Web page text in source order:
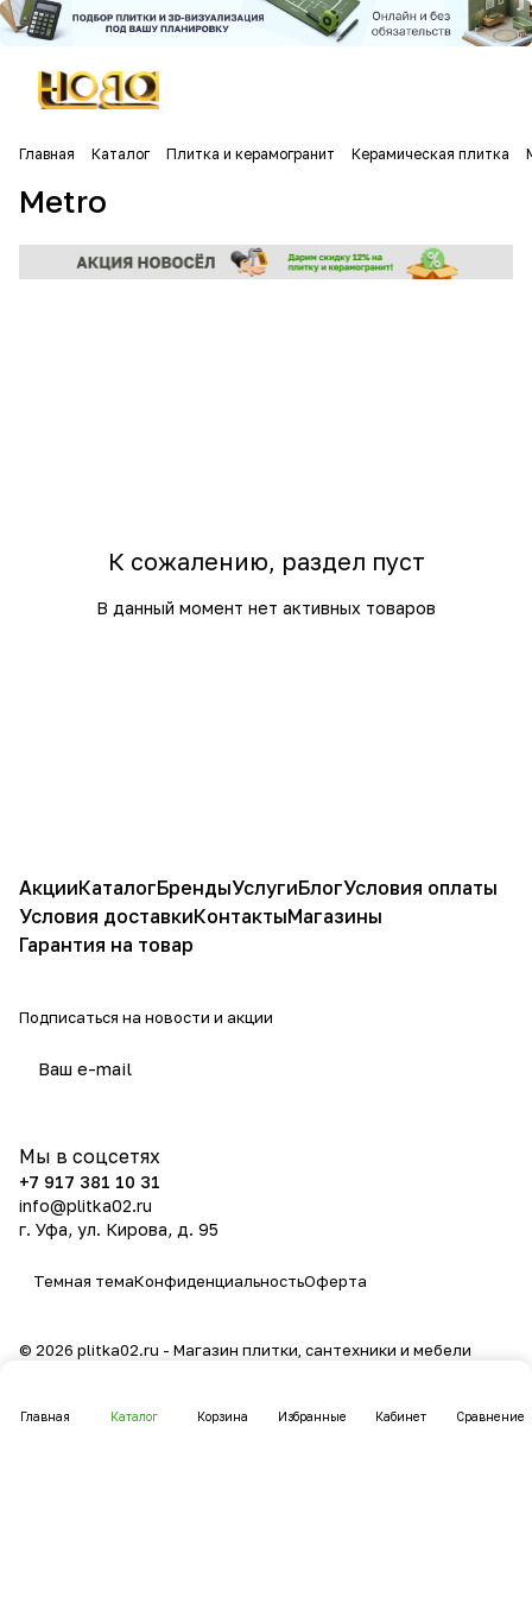
Главная Каталог Плитка и керамогранит Керамическая плитка
Metro
К сожалению, раздел пуст
В данный момент нет активных товаров
Главная Каталог Корзина Избранные Кабинет Сравнение
АкцииКаталогБрендыУслугиБлогУсловия оплаты
Условия доставкиКонтактыМагазины
Гарантия на товар
Подписаться на новости и акции
Мы в соцсетях
+7 917 381 10 31
info@plitka02.ru
г. Уфа, ул. Кирова, д. 95
Темная темаКонфиденциальностьОферта
© 2026 plitka02.ru - Магазин плитки, сантехники и мебели